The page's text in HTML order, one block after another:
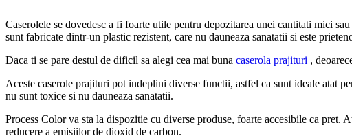
Caserolele se dovedesc a fi foarte utile pentru depozitarea unei cantitati mici
sunt fabricate dintr-un plastic rezistent, care nu dauneaza sanatatii si este
Daca ti se pare destul de dificil sa alegi cea mai buna caserola prajituri ,
Aceste caserole prajituri pot indeplini diverse functii, astfel ca sunt ideale atat
nu sunt toxice si nu dauneaza sanatatii.
Process Color va sta la dispozitie cu diverse produse, foarte accesibile ca pret.
reducere a emisiilor de dioxid de carbon.